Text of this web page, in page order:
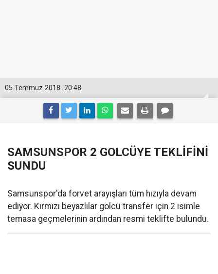
20:48
05 Temmuz 2018
SAMSUNSPOR 2 GOLCÜYE TEKLİFİNİ
SUNDU
Samsunspor'da forvet arayışları tüm hızıyla devam
ediyor. Kırmızı beyazlılar golcü transfer için 2 isimle
temasa geçmelerinin ardından resmi teklifte bulundu.